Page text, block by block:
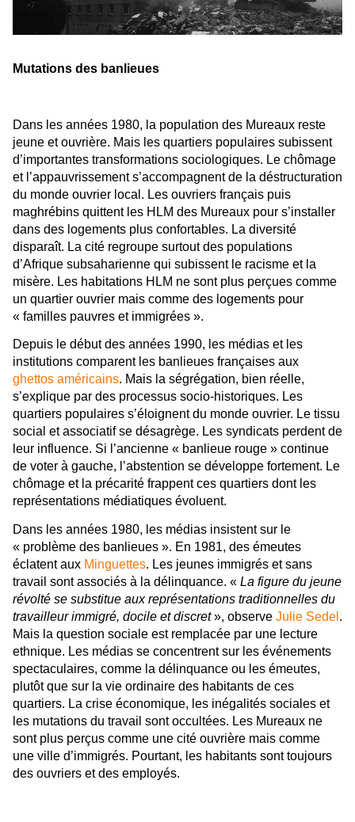
Mutations des banlieues
Dans les années 1980, la population des Mureaux reste
jeune et ouvrière. Mais les quartiers populaires subissent
d’importantes transformations sociologiques. Le chômage
et l’appauvrissement s’accompagnent de la déstructuration
du monde ouvrier local. Les ouvriers français puis
maghrébins quittent les HLM des Mureaux pour s’installer
dans des logements plus confortables. La diversité
disparaît. La cité regroupe surtout des populations
d’Afrique subsaharienne qui subissent le racisme et la
misère. Les habitations HLM ne sont plus perçues comme
un quartier ouvrier mais comme des logements pour
« familles pauvres et immigrées ».
Depuis le début des années 1990, les médias et les
institutions comparent les banlieues françaises aux
ghettos américains. Mais la ségrégation, bien réelle,
s’explique par des processus socio-historiques. Les
quartiers populaires s’éloignent du monde ouvrier. Le tissu
social et associatif se désagrège. Les syndicats perdent de
leur influence. Si l’ancienne « banlieue rouge » continue
de voter à gauche, l’abstention se développe fortement. Le
chômage et la précarité frappent ces quartiers dont les
représentations médiatiques évoluent.
Dans les années 1980, les médias insistent sur le
« problème des banlieues ». En 1981, des émeutes
éclatent aux Minguettes. Les jeunes immigrés et sans
travail sont associés à la délinquance. « La figure du jeune
révolté se substitue aux représentations traditionnelles du
travailleur immigré, docile et discret», observe Julie Sedel .
Mais la question sociale est remplacée par une lecture
ethnique. Les médias se concentrent sur les événements
spectaculaires, comme la délinquance ou les émeutes,
plutôt que sur la vie ordinaire des habitants de ces
quartiers. La crise économique, les inégalités sociales et
les mutations du travail sont occultées. Les Mureaux ne
sont plus perçus comme une cité ouvrière mais comme
une ville d’immigrés. Pourtant, les habitants sont toujours
des ouvriers et des employés.